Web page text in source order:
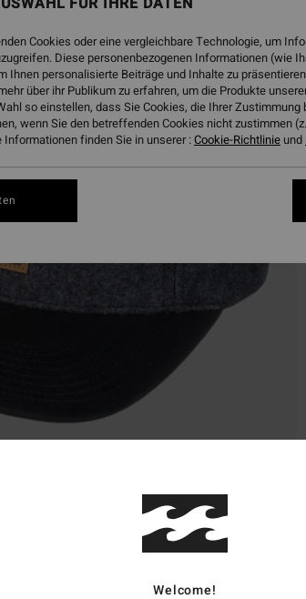
Welcome!
Cookies oder eine vergleichbare Technologie, um
Diese personenbezogenen Informationen (wie
Ihnen personalisierte Beiträge und Inhalte zu
über ihr Publikum zu erfahren, um die Produkte
so einstellen, dass Sie Cookies, die Ihrer
wenn Sie den betreffenden Cookies nicht zustimmen
finden Sie in unserer :Cookie-Richtlinie und